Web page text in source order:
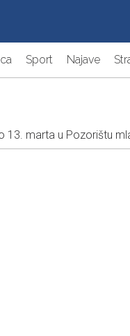
Sport Najave
13. marta u Pozorištu